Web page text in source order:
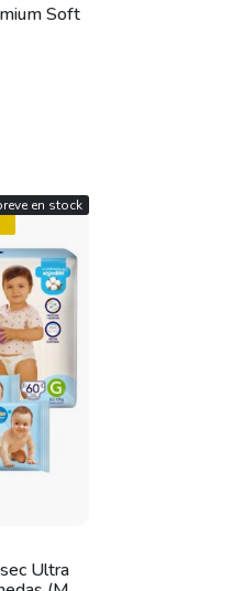
Soft
Ultra
en stock